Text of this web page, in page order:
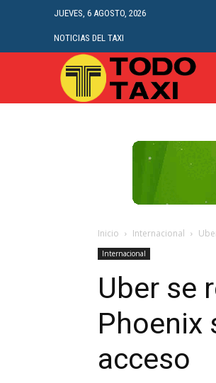
JUEVES, 6 AGOSTO, 2026
NOTICIAS DEL TAXI
Inicio Internacional
Internacional
Uber se
Phoenix
acceso